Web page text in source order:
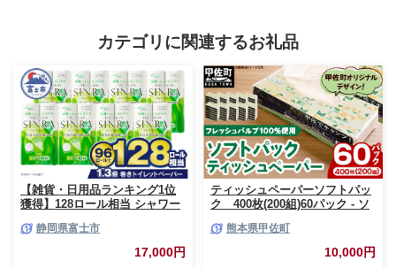
カテゴリに関連するお礼品
【雑貨・日用品ランキング1位
獲得】128ロール相当 シャワー
ー ダブル プレミアムシンラ 96
ロール (12R×8パック) 配達時間
指定可能 1.3倍巻き トイレット
静岡県富士市
17,000円
ティッシュペーパーソフトパッ
ク 400枚(200組)60パック - ソ
ー 生活用品 雑貨 日用品 必需品
紙 常備品 まとめ買い 備蓄 防災
ストック 熊本県 甲佐町【ZC】
熊本県甲佐町
10,000円